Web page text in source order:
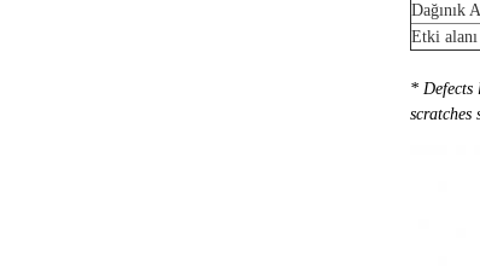
Dağınık
Etki alanı
* Defects
scratches